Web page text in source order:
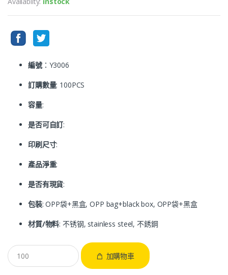
編號：Y3006
訂購數量: 100PCS
容量:
是否可自訂:
印刷尺寸:
產品淨重:
是否有現貨:
包裝: OPP袋+黑盒, OPP bag+black box, OPP袋+黑盒
材質/物料: 不锈钢, stainless steel, 不銹鋼
加購物車